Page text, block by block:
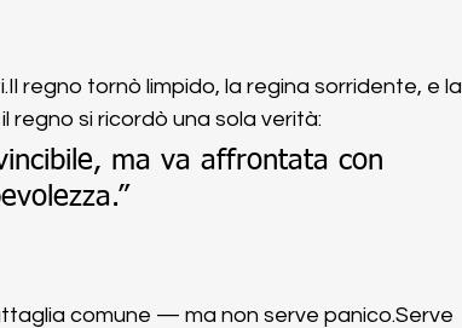
regno tornò limpido, la regina sorridente, e la
regno si ricordò una sola verità:
ma va affrontata con
comune — ma non serve panico.Serve